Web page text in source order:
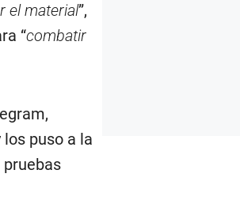
el material”,
“combatir
puso a la